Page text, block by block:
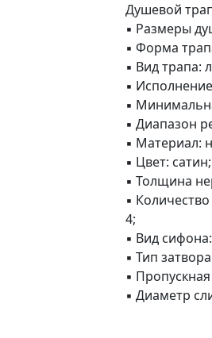
Душевой
▪ Размеры
▪ Форма
▪ Вид трапа:
▪
▪
▪ Диапазон
▪ Материал:
▪ Цвет: сатин;
▪ Толщина
▪
4;
▪ Вид
▪ Тип
▪
▪ Диаметр